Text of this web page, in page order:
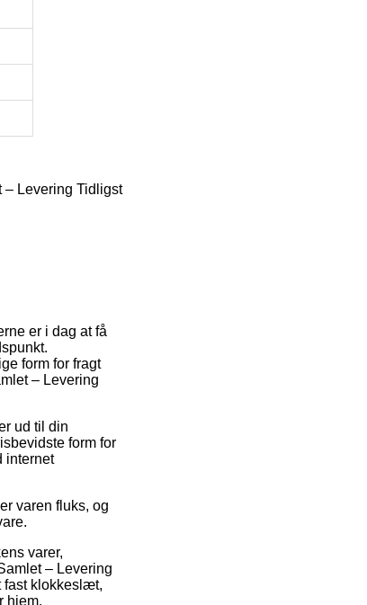
– Levering Tidligst
er i dag at få
form for fragt
– Levering
ud til din
form for
internet
varen fluks, og
varer,
– Levering
fast klokkeslæt,
hjem.